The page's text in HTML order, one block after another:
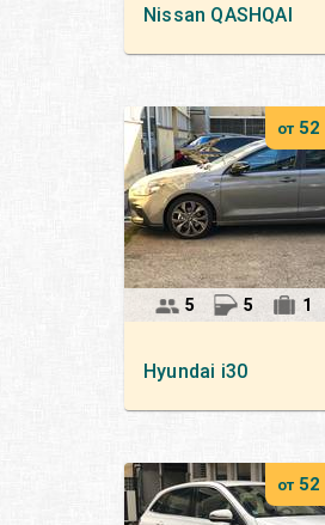
Nissan QASHQAI
Hyundai i30
от 52
5 5 1
от 52